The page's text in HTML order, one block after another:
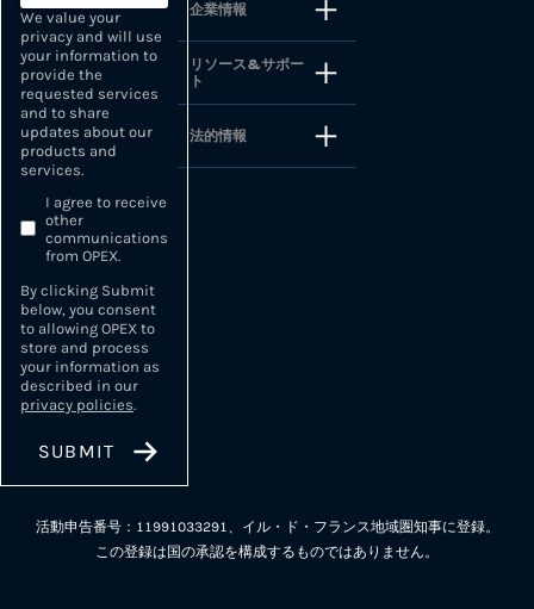
We value your
privacy and will use
your information to
provide the
requested services
and to share
updates about our
products and
services.
I agree to receive
other
communications
from OPEX.
By clicking Submit
below, you consent
to allowing OPEX to
store and process
your information as
described in our
privacy policies.
企業情報
リソース&サポー
ト
法的情報
活動申告番号：11991033291、イル・ド・フランス地域圏知事に登録。
この登録は国の承認を構成するものではありません。